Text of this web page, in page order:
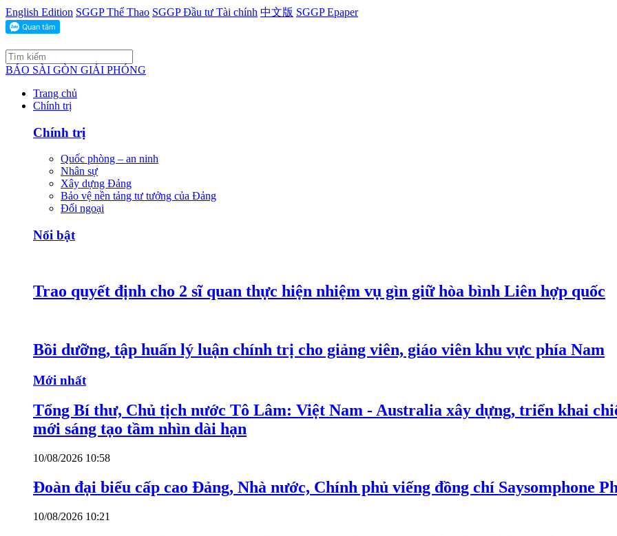
English Edition SGGP Thể Thao SGGP Đầu tư Tài chính 中文版 SGGP Epaper
BÁO SÀI GÒN GIẢI PHÓNG
Trang chủ
Chính trị
Chính trị
Quốc phòng – an ninh
Nhân sự
Xây dựng Đảng
Bảo vệ nền tảng tư tưởng của Đảng
Đối ngoại
Nổi bật
Trao quyết định cho 2 sĩ quan thực hiện nhiệm vụ gìn giữ hòa bình Liên hợp quốc
Bồi dưỡng, tập huấn lý luận chính trị cho giảng viên, giáo viên khu vực phía Nam
Mới nhất
Tổng Bí thư, Chủ tịch nước Tô Lâm: Việt Nam - Australia xây dựng, triển khai
mới sáng tạo tầm nhìn dài hạn
10/08/2026 10:58
Đoàn đại biểu cấp cao Đảng, Nhà nước, Chính phủ viếng đồng chí Saysomphone
10/08/2026 10:21